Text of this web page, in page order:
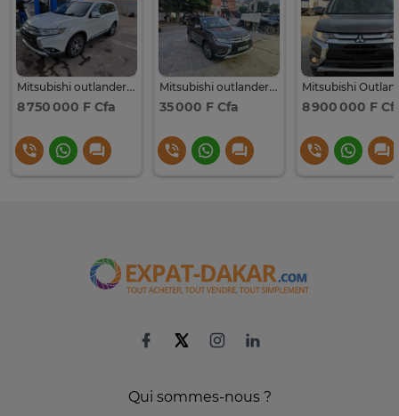
Mitsubishi outlander 7 places
8 750 000 F Cfa
Mitsubishi outlander 7 places
35 000 F Cfa 8 900 000 F
Qui sommes-nous ?